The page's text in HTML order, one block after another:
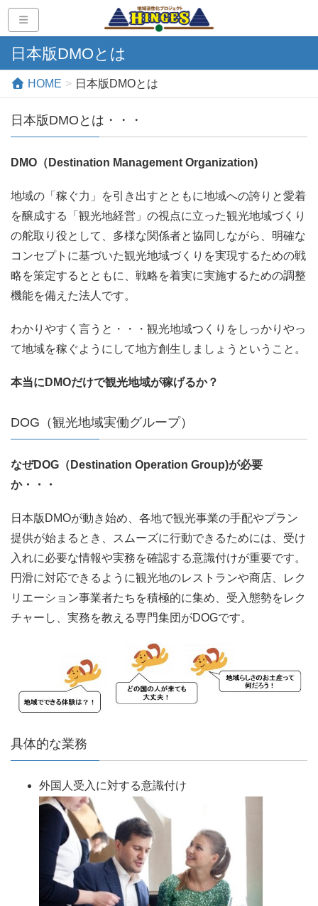
日本版DMOとは
HOME 日本版DMOとは
日本版DMOとは・・・
DMO（Destination Management Organization)
地域の「稼ぐ力」を引き出すとともに地域への誇りと愛着
を醸成する「観光地経営」の視点に立った観光地域づくり
の舵取り役として、多様な関係者と協同しながら、明確な
コンセプトに基づいた観光地域づくりを実現するための戦
略を策定するとともに、戦略を着実に実施するための調整
機能を備えた法人です。
わかりやすく言うと・・・観光地域つくりをしっかりやっ
て地域を稼ぐようにして地方創生しましょうということ。
本当にDMOだけで観光地域が稼げるか？
DOG（観光地域実働グループ）
なぜDOG（Destination Operation Group)が必要
か・・・
日本版DMOが動き始め、各地で観光事業の手配やプラン
提供が始まるとき、スムーズに行動できるためには、受け
入れに必要な情報や実務を確認する意識付けが重要です。
円滑に対応できるように観光地のレストランや商店、レク
リエーション事業者たちを積極的に集め、受入態勢をレク
チャーし、実務を教える専門集団がDOGです。
具体的な業務
外国人受入に対する意識付け